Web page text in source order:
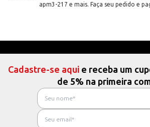
apm3-217 e mais. Faça seu pedido e
Cadastre-se aqui e receba um
de 5% na primeira